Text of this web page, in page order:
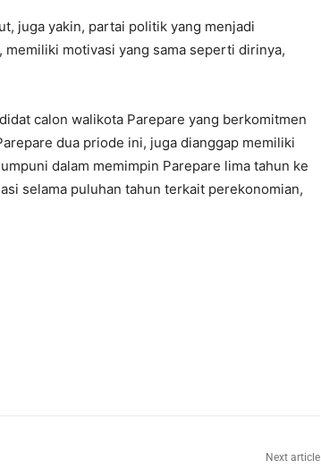
juga yakin, partai politik yang menjadi
motivasi yang sama seperti dirinya,
calon walikota Parepare yang berkomitmen
dua priode ini, juga dianggap memiliki
dalam memimpin Parepare lima tahun ke
selama puluhan tahun terkait perekonomian,
Next article